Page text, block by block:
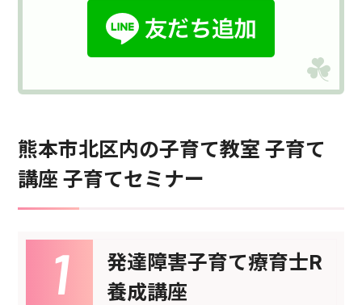
熊本市北区内の子育て教室 子育て
講座 子育てセミナー
発達障害子育て療育士R
養成講座